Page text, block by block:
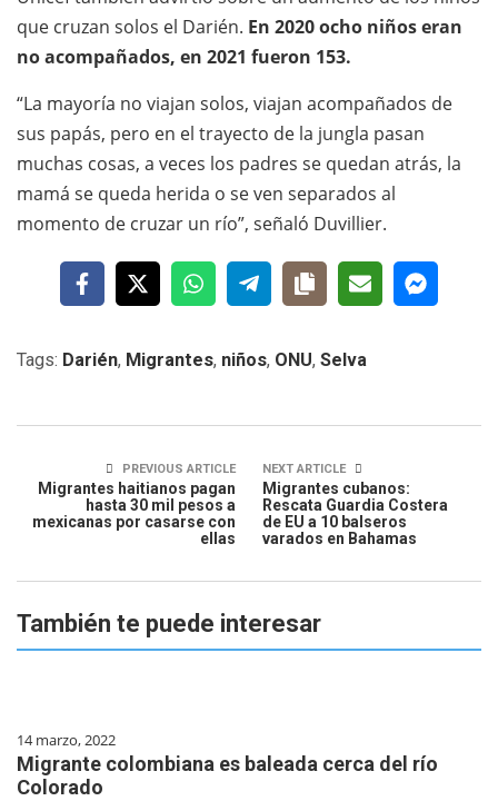
que cruzan solos el Darién. En 2020 ocho niños eran
no acompañados, en 2021 fueron 153.
“La mayoría no viajan solos, viajan acompañados de
sus papás, pero en el trayecto de la jungla pasan
muchas cosas, a veces los padres se quedan atrás, la
mamá se queda herida o se ven separados al
momento de cruzar un río”, señaló Duvillier.
Tags: Darién, Migrantes, niños, ONU, Selva
PREVIOUS ARTICLE
Migrantes haitianos pagan
hasta 30 mil pesos a
mexicanas por casarse con
ellas
NEXT ARTICLE
Migrantes cubanos:
Rescata Guardia Costera
de EU a 10 balseros
varados en Bahamas
También te puede interesar
14 marzo, 2022
Migrante colombiana es baleada cerca del río
Colorado